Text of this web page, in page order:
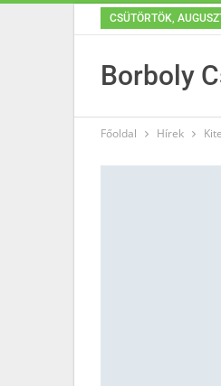
CSÜTÖRTÖK,
Borboly
Főoldal Hírek